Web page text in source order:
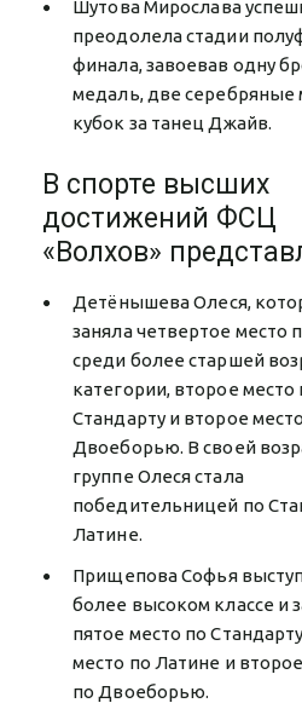
Шутова Мирослава
преодолела стадии
финала, завоевав одну
медаль, две серебряные
кубок за танец Джайв.
В спорте высших
достижений ФСЦ
«Волхов»
Детёнышева Олеся,
заняла четвертое место
среди более старшей
категории, второе место
Стандарту и второе
Двоеборью. В своей
группе Олеся стала
победительницей по
Латине.
Прищепова Софья
более высоком классе и
пятое место по
место по Латине и
по Двоеборью.